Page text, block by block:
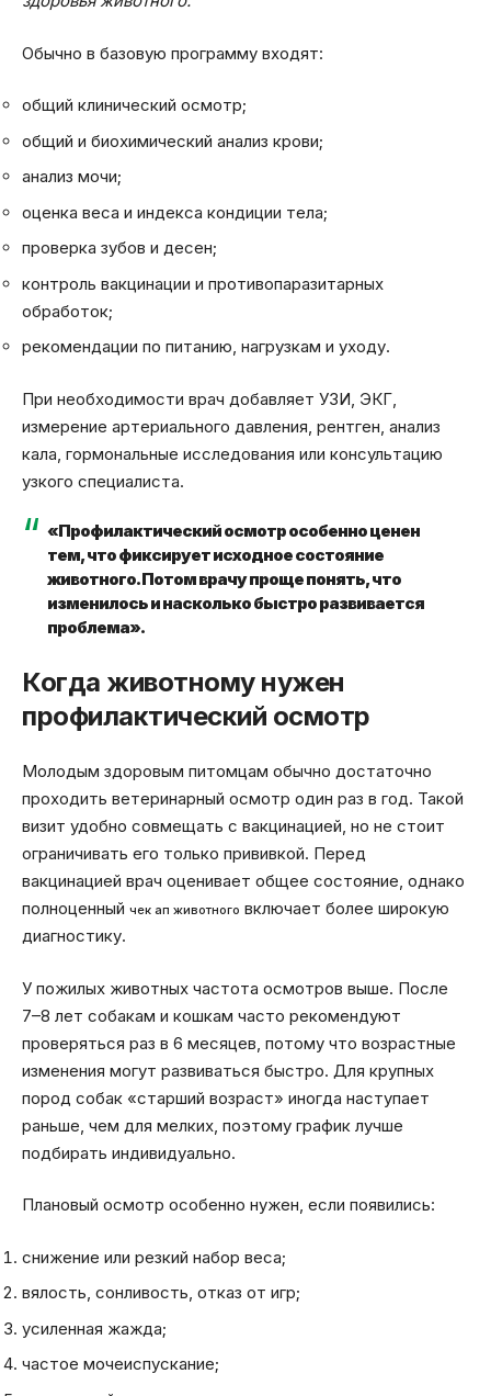
Обычно в базовую программу входят:
общий клинический осмотр;
общий и биохимический анализ крови;
анализ мочи;
оценка веса и индекса кондиции тела;
проверка зубов и десен;
контроль вакцинации и противопаразитарных
обработок;
рекомендации по питанию, нагрузкам и уходу.
При необходимости врач добавляет УЗИ, ЭКГ,
измерение артериального давления, рентген, анализ
кала, гормональные исследования или консультацию
узкого специалиста.
«Профилактический осмотр особенно ценен
тем, что фиксирует исходное состояние
животного. Потом врачу проще понять, что
изменилось и насколько быстро развивается
проблема».
Когда животному нужен
профилактический осмотр
Молодым здоровым питомцам обычно достаточно
проходить ветеринарный осмотр один раз в год. Такой
визит удобно совмещать с вакцинацией, но не стоит
ограничивать его только прививкой. Перед
вакцинацией врач оценивает общее состояние, однако
полноценный чек ап животного включает более широкую
диагностику.
У пожилых животных частота осмотров выше. После
7–8 лет собакам и кошкам часто рекомендуют
проверяться раз в 6 месяцев, потому что возрастные
изменения могут развиваться быстро. Для крупных
пород собак «старший возраст» иногда наступает
раньше, чем для мелких, поэтому график лучше
подбирать индивидуально.
Плановый осмотр особенно нужен, если появились:
снижение или резкий набор веса;
вялость, сонливость, отказ от игр;
усиленная жажда;
частое мочеиспускание;